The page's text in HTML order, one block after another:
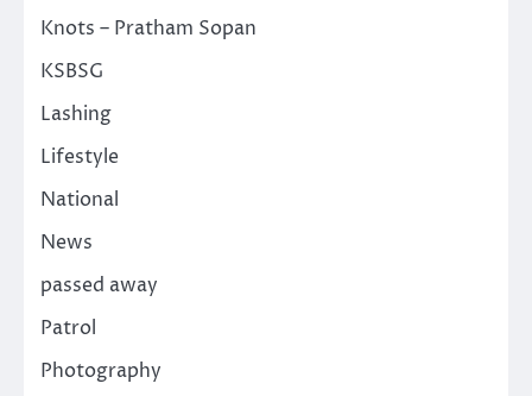
Knots – Pratham Sopan
KSBSG
Lashing
Lifestyle
National
News
passed away
Patrol
Photography